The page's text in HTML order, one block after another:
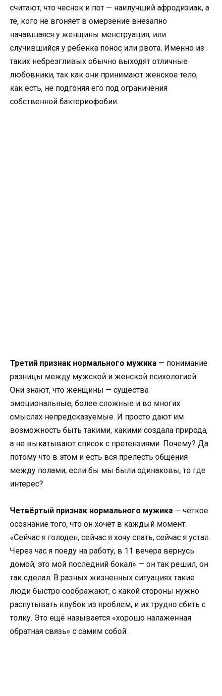
считают, что чеснок и пот — наилучший афродизиак, а
те, кого не вгоняет в омерзение внезапно
начавшаяся у женщины менструация, или
случившийся у ребёнка понос или рвота. Именно из
таких небрезгливых обычно выходят отличные
любовники, так как они принимают женское тело,
как есть, не подгоняя его под ограничения
собственной бактериофобии.
Третий признак нормального мужика — понимание
разницы между мужской и женской психологией.
Они знают, что женщины — существа
эмоциональные, более сложные и во многих
смыслах непредсказуемые. И просто дают им
возможность быть такими, какими создала природа,
а не выкатывают список с претензиями. Почему? Да
потому что в этом и есть вся прелесть общения
между полами, если бы мы были одинаковы, то где
интерес?
Четвёртый признак нормального мужика — чёткое
осознание того, что он хочет в каждый момент.
«Сейчас я голоден, сейчас я хочу спать, сейчас я устал.
Через час я поеду на работу, в 11 вечера вернусь
домой, это мой последний бокал» — он так решил, он
так сделал. В разных жизненных ситуациях такие
люди быстро соображают, с какой стороны нужно
распутывать клубок из проблем, и их трудно сбить с
толку. Это ещё называется «хорошо налаженная
обратная связь» с самим собой.